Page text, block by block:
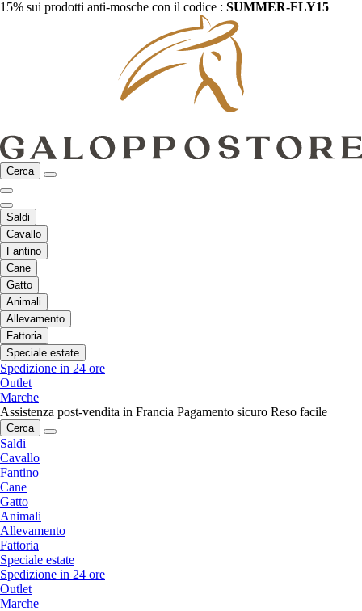
15% sui prodotti anti-mosche con il codice : SUMMER-FLY15
Cerca
Saldi
Cavallo
Fantino
Cane
Gatto
Animali
Allevamento
Fattoria
Speciale estate
Spedizione in 24 ore
Outlet
Marche
Assistenza post-vendita in Francia Pagamento sicuro Reso facile
Cerca
Saldi
Cavallo
Fantino
Cane
Gatto
Animali
Allevamento
Fattoria
Speciale estate
Spedizione in 24 ore
Outlet
Marche